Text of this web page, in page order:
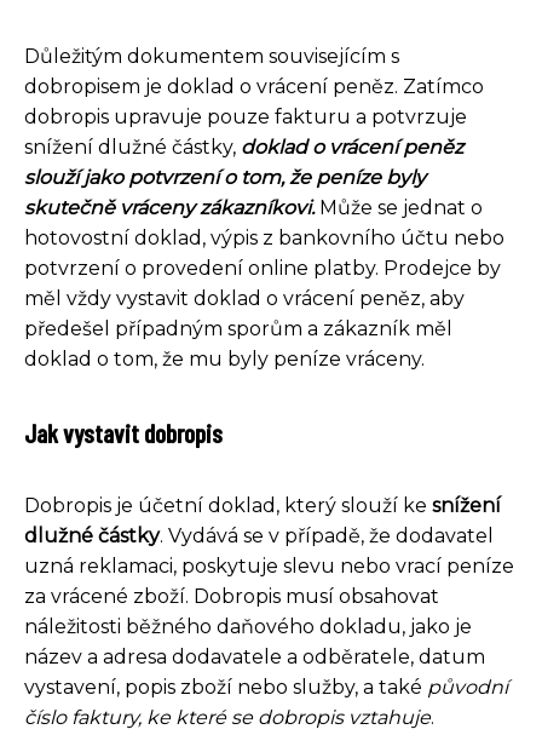
Důležitým dokumentem souvisejícím s
dobropisem je doklad o vrácení peněz. Zatímco
dobropis upravuje pouze fakturu a potvrzuje
snížení dlužné částky, doklad o vrácení peněz
slouží jako potvrzení o tom, že peníze byly
skutečně vráceny zákazníkovi.Může se jednat o
hotovostní doklad, výpis z bankovního účtu nebo
potvrzení o provedení online platby. Prodejce by
měl vždy vystavit doklad o vrácení peněz, aby
předešel případným sporům a zákazník měl
doklad o tom, že mu byly peníze vráceny.
Jak vystavit dobropis
Dobropis je účetní doklad, který slouží ke snížení
dlužné částky. Vydává se v případě, že dodavatel
uzná reklamaci, poskytuje slevu nebo vrací peníze
za vrácené zboží. Dobropis musí obsahovat
náležitosti běžného daňového dokladu, jako je
název a adresa dodavatele a odběratele, datum
vystavení, popis zboží nebo služby, a také původní
číslo faktury, ke které se dobropis vztahuje.